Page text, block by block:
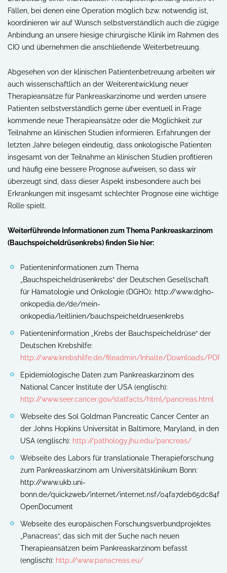
Fällen, bei denen eine Operation möglich bzw. notwendig ist,
koordinieren wir auf Wunsch selbstverständlich auch die zügige
Anbindung an unsere hiesige chirurgische Klinik im Rahmen des
CIO und übernehmen die anschließende Weiterbetreuung.
Abgesehen von der klinischen Patientenbetreuung arbeiten wir
auch wissenschaftlich an der Weiterentwicklung neuer
Therapieansätze für Pankreaskarzinome und werden unsere
Patienten selbstverständlich gerne über eventuell in Frage
kommende neue Therapieansätze oder die Möglichkeit zur
Teilnahme an klinischen Studien informieren. Erfahrungen der
letzten Jahre belegen eindeutig, dass onkologische Patienten
insgesamt von der Teilnahme an klinischen Studien profitieren
und häufig eine bessere Prognose aufweisen, so dass wir
überzeugt sind, dass dieser Aspekt insbesondere auch bei
Erkrankungen mit insgesamt schlechter Prognose eine wichtige
Rolle spielt.
Weiterführende Informationen zum Thema Pankreaskarzinom
(Bauchspeicheldrüsenkrebs) finden Sie hier:
Patienteninformationen zum Thema
„Bauchspeicheldrüsenkrebs“ der Deutschen Gesellschaft
für Hämatologie und Onkologie (DGHO): http://www.dgho-
onkopedia.de/de/mein-
onkopedia/leitlinien/bauchspeicheldruesenkrebs
Patienteninformation „Krebs der Bauchspeicheldrüse“ der
Deutschen Krebshilfe:
http://www.krebshilfe.de/fileadmin/Inhalte/Downloads/
Epidemiologische Daten zum Pankreaskarzinom des
National Cancer Institute der USA (englisch):
http://www.seer.cancer.gov/statfacts/html/pancreas.html
Webseite des Sol Goldman Pancreatic Cancer Center an
der Johns Hopkins Universität in Baltimore, Maryland, in den
USA (englisch): http://pathology.jhu.edu/pancreas/
Webseite des Labors für translationale Therapieforschung
zum Pankreaskarzinom am Universitätsklinikum Bonn:
http://www.ukb.uni-
bonn.de/quick2web/internet/internet.nsf/
OpenDocument
Webseite des europäischen Forschungsverbundprojektes
„Panacreas“, das sich mit der Suche nach neuen
Therapieansätzen beim Pankreaskarzinom befasst
(englisch): http://www.panacreas.eu/